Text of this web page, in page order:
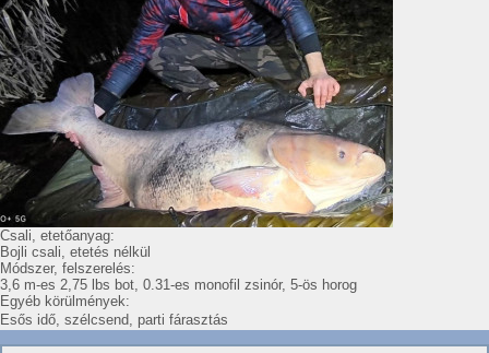
Csali, etetőanyag:
Bojli csali, etetés nélkül
Módszer, felszerelés:
3,6 m-es 2,75 lbs bot, 0.31-es monofil zsinór, 5-ös horog
Egyéb körülmények:
Esős idő, szélcsend, parti fárasztás